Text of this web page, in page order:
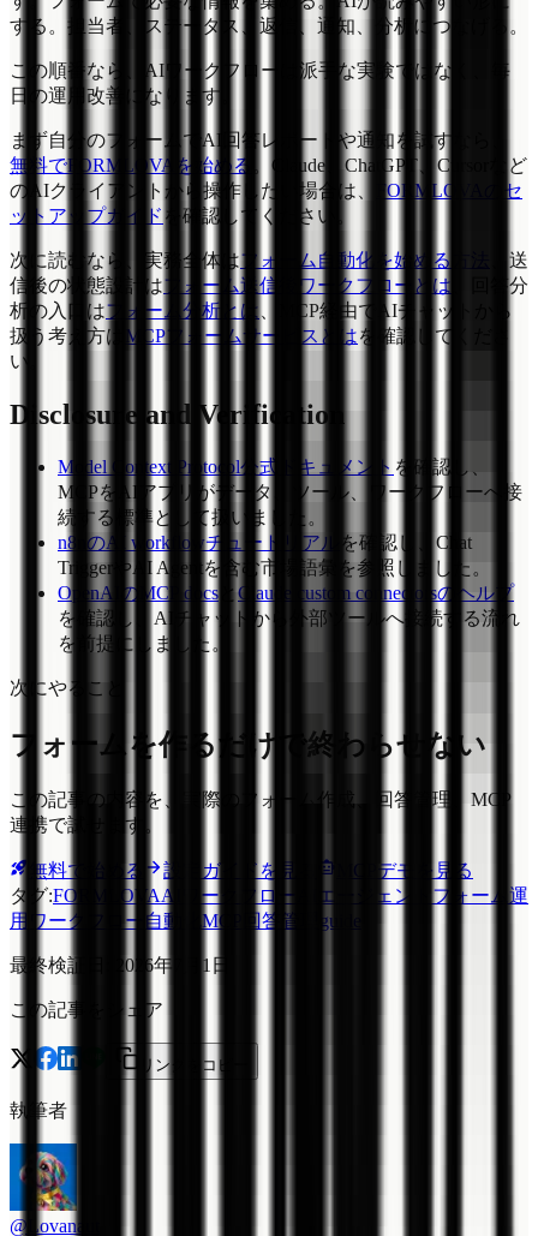
する。担当者、ステータス、返信、通知、分析につなげる。
この順番なら、AIワークフローは派手な実験ではなく、毎
日の運用改善になります。
まず自分のフォームでAI回答レポートや通知を試すなら、
無料でFORMLOVAを始める
。Claude、ChatGPT、Cursorなど
のAIクライアントから操作したい場合は、
FORMLOVAのセ
ットアップガイド を確認してください。
次に読むなら、実務全体はフォーム自動化を始める方法
、送
信後の状態設計はフォーム送信後ワークフローとは
、回答分
析の入口はフォーム分析とは
、MCP経由でAIチャットから
扱う考え方は
MCPフォームサービスとはを確認してくださ
い。
Disclosure and Verification
Model Context Protocol公式ドキュメント を確認し、
MCPをAIアプリがデータ、ツール、ワークフローへ接
続する標準として扱いました。
n8nのAI workflowチュートリアル
を確認し、Chat
TriggerやAI Agentを含む市場語彙を参照しました。
OpenAIのMCP docs と Claude custom connectorsのヘルプ
を確認し、AIチャットから外部ツールへ接続する流れ
を前提にしました。
次にやること
フォームを作るだけで終わらせない
この記事の内容を、実際のフォーム作成、回答管理、MCP
連携で試せます。
無料で始める 設定ガイドを見る
MCPデモを見る
タグ:FORMLOVAAIワークフロー AIエージェント フォーム運
用 ワークフロー自動化 MCP 回答管理 guide
最終検証日 2026年7月1日
この記事をシェア
リンクをコピー
執筆者
@Lovanaut